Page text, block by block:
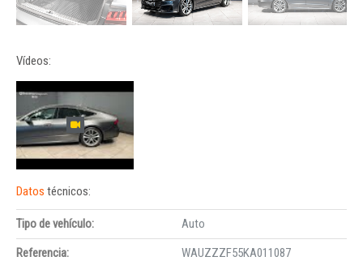
Vídeos:
Datos técnicos:
Tipo de vehículo:
Auto
Referencia:
WAUZZZF55KA011087